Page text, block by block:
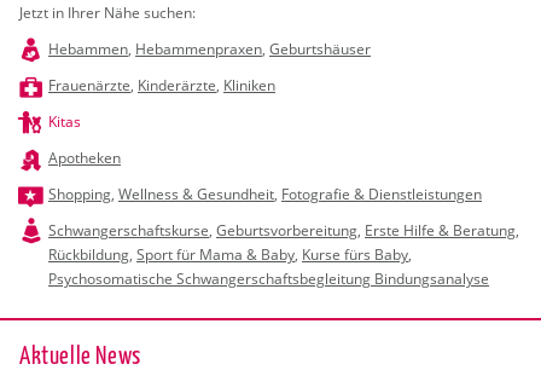
Jetzt in Ihrer Nähe suchen:
Hebammen, Hebammenpraxen, Geburtshäuser
Frauenärzte, Kinderärzte, Kliniken
Kitas
Apotheken
Shopping, Wellness & Gesundheit, Fotografie & Dienstleistungen
Schwangerschaftskurse, Geburtsvorbereitung, Erste Hilfe & Beratung,
Rückbildung, Sport für Mama & Baby, Kurse fürs Baby,
Psychosomatische Schwangerschaftsbegleitung Bindungsanalyse
Ak­tu­el­le News